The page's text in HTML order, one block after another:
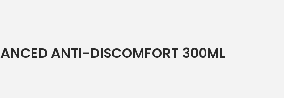
ANTI-DISCOMFORT 300ML